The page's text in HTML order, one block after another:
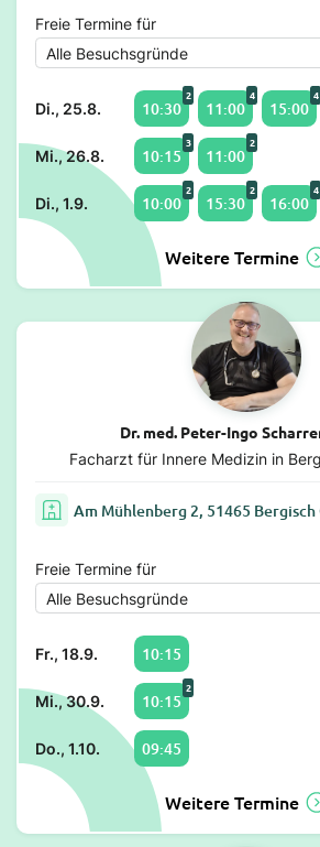
Freie Termine für
Di., 25.8. 10:30
2
11:00
4
15:00
4
Mi., 26.8. 10:15
3
11:00
2
Di., 1.9. 10:00
2
15:30
2
16:00
4
Weitere Termine
Dr. med. Peter-Ingo
Facharzt für Innere Medizin in
Am Mühlenberg 2, 51465 Bergisch
Freie Termine für
Fr., 18.9. 10:15
Mi., 30.9. 10:15
2
Do., 1.10. 09:45
Weitere Termine